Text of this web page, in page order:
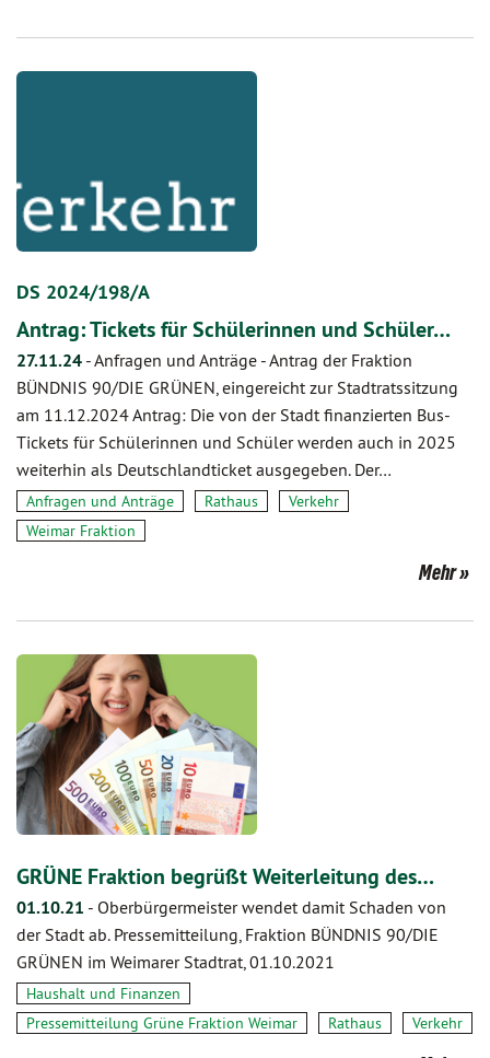
DS 2024/198/A
Antrag: Tickets für Schülerinnen und Schüler…
27.11.24 -Anfragen und Anträge - Antrag der Fraktion
BÜNDNIS 90/DIE GRÜNEN, eingereicht zur Stadtratssitzung
am 11.12.2024 Antrag: Die von der Stadt finanzierten Bus-
Tickets für Schülerinnen und Schüler werden auch in 2025
weiterhin als Deutschlandticket ausgegeben. Der…
Anfragen und Anträge Rathaus
Verkehr
Weimar Fraktion
Mehr
GRÜNE Fraktion begrüßt Weiterleitung des…
01.10.21 - Oberbürgermeister wendet damit Schaden von
der Stadt ab. Pressemitteilung, Fraktion BÜNDNIS 90/DIE
GRÜNEN im Weimarer Stadtrat, 01.10.2021
Haushalt und Finanzen
Pressemitteilung Grüne Fraktion Weimar
Rathaus Verkehr